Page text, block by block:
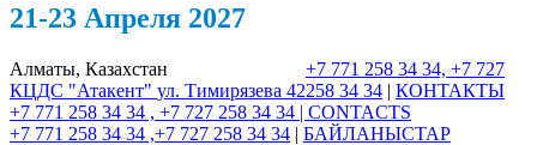
21-23 Апреля 2027
Алматы, Казахстан
КЦДС "Атакент" ул. Тимирязева 42
+7 771 258 34 34, +7 727
258 34 34 | КОНТАКТЫ
+7 771 258 34 34 , +7 727 258 34 34 | CONTACTS
+7 771 258 34 34 ,+7 727 258 34 34 | БАЙЛАНЫСТАР